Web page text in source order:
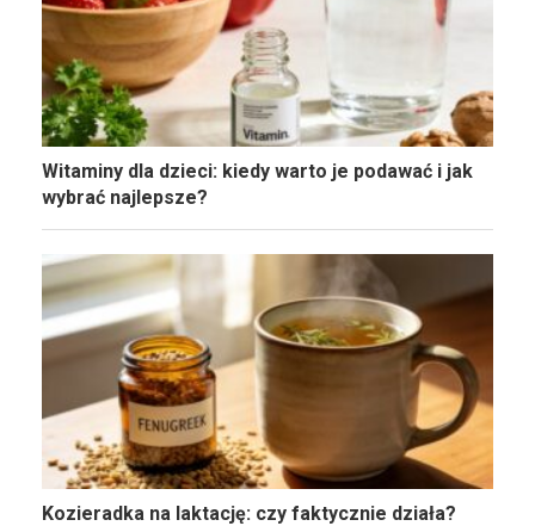
Witaminy dla dzieci: kiedy warto je podawać i jak
wybrać najlepsze?
Kozieradka na laktację: czy faktycznie działa?